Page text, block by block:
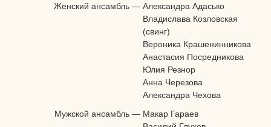
Женский ансамбль — Александра Адасько
Владислава Козловская
(свинг)
Вероника Крашенинникова
Анастасия Посредникова
Юлия Резнор
Анна Черезова
Александра Чехова
Мужской ансамбль — Макар Гараев